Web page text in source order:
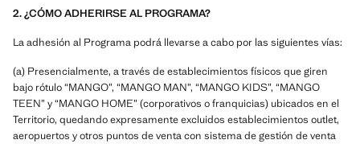
2. ¿CÓMO ADHERIRSE AL PROGRAMA?
La adhesión al Programa podrá llevarse a cabo por las siguientes vías:
(a) Presencialmente, a través de establecimientos físicos que giren
bajo rótulo “MANGO”, “MANGO MAN”, “MANGO KIDS”, “MANGO
TEEN” y “MANGO HOME” (corporativos o franquicias) ubicados en el
Territorio, quedando expresamente excluidos establecimientos outlet,
aeropuertos y otros puntos de venta con sistema de gestión de venta